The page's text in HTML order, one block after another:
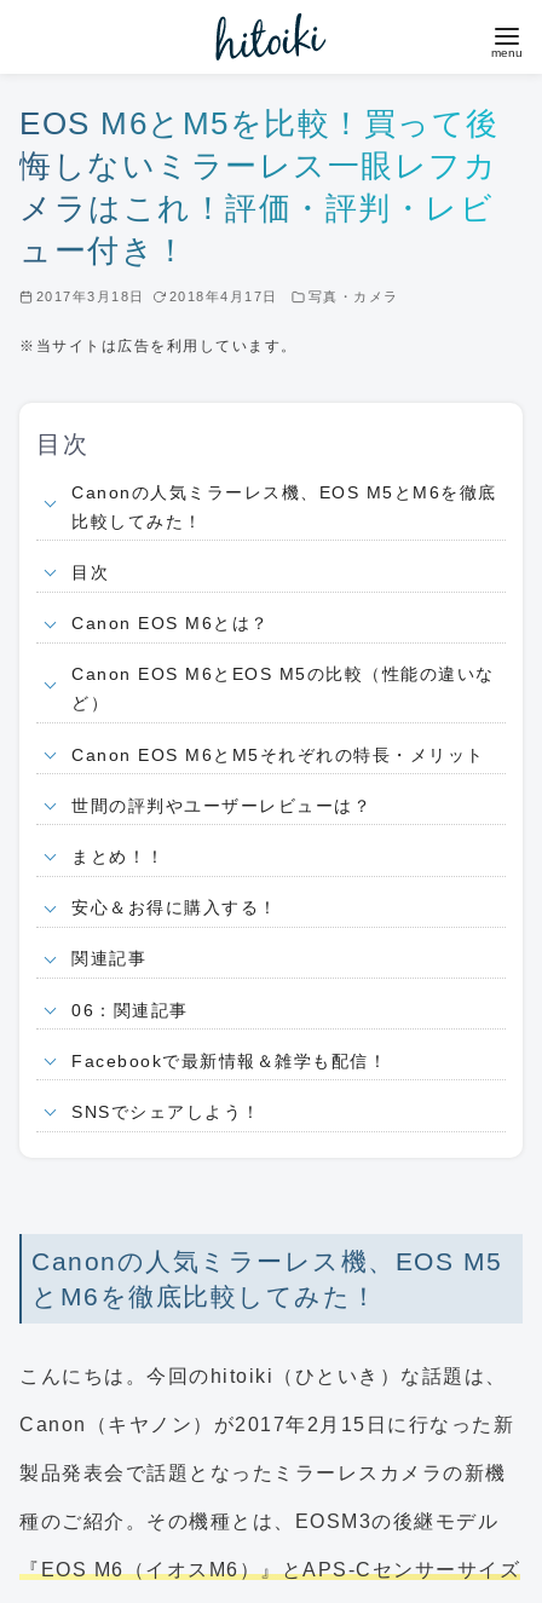
EOS M6とM5を比較！買って後
悔しないミラーレス一眼レフカ
メラはこれ！評価・評判・レビ
ュー付き！
2017年3月18日 2018年4月17日 写真・カメラ
※当サイトは広告を利用しています。
目次
Canonの人気ミラーレス機、EOS M5とM6を徹底
比較してみた！
目次
Canon EOS M6とは？
Canon EOS M6とEOS M5の比較（性能の違いな
ど）
Canon EOS M6とM5それぞれの特長・メリット
世間の評判やユーザーレビューは？
まとめ！！
安心＆お得に購入する！
関連記事
06：関連記事
Facebookで最新情報＆雑学も配信！
SNSでシェアしよう！
Canonの人気ミラーレス機、EOS M5
とM6を徹底比較してみた！
こんにちは。今回のhitoiki（ひといき）な話題は、
Canon（キヤノン）が2017年2月15日に行なった新
製品発表会で話題となったミラーレスカメラの新機
種のご紹介。その機種とは、EOSM3の後継モデル
『EOS M6（イオスM6）』とAPS-Cセンサーサイズ